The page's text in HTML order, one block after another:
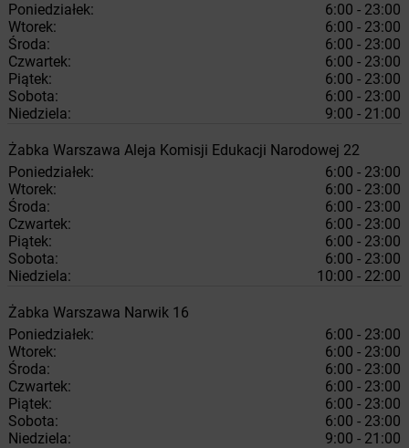
Poniedziałek:
6:00 - 23:00
Wtorek:
6:00 - 23:00
Środa:
6:00 - 23:00
Czwartek:
6:00 - 23:00
Piątek:
6:00 - 23:00
Sobota:
6:00 - 23:00
Niedziela:
9:00 - 21:00
Żabka Warszawa Aleja Komisji Edukacji Narodowej 22
Poniedziałek:
6:00 - 23:00
Wtorek:
6:00 - 23:00
Środa:
6:00 - 23:00
Czwartek:
6:00 - 23:00
Piątek:
6:00 - 23:00
Sobota:
6:00 - 23:00
Niedziela:
10:00 - 22:00
Żabka Warszawa Narwik 16
Poniedziałek:
6:00 - 23:00
Wtorek:
6:00 - 23:00
Środa:
6:00 - 23:00
Czwartek:
6:00 - 23:00
Piątek:
6:00 - 23:00
Sobota:
6:00 - 23:00
Niedziela:
9:00 - 21:00